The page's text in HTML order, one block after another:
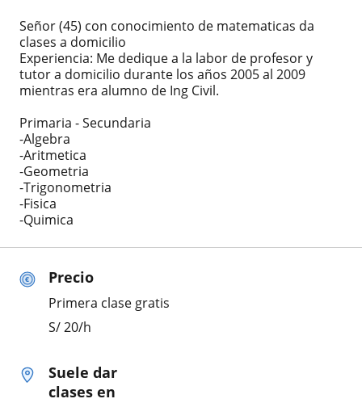
Precio
Primera clase gratis
S/20/h
Suele dar
clases en
Señor (45) con conocimiento de matematicas da
clases a domicilio
Experiencia: Me dedique a la labor de profesor y
tutor a domicilio durante los años 2005 al 2009
mientras era alumno de Ing Civil.
Primaria - Secundaria
-Algebra
-Aritmetica
-Geometria
-Trigonometria
-Fisica
-Quimica